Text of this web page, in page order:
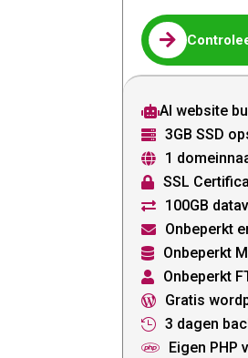

AI website
 3GB SSD
 1
 SSL
 100GB
 Onbeperkt
 Onbeperkt
 Onbeperkt
 Gratis
 3 dagen
 Eigen PHP